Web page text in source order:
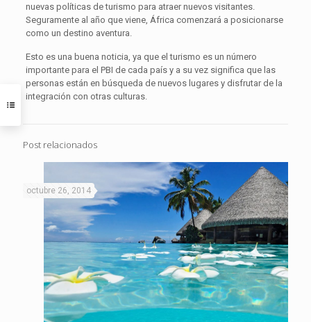
nuevas políticas de turismo para atraer nuevos visitantes.
Seguramente al año que viene, África comenzará a posicionarse
como un destino aventura.
Esto es una buena noticia, ya que el turismo es un número
importante para el PBI de cada país y a su vez significa que las
personas están en búsqueda de nuevos lugares y disfrutar de la
integración con otras culturas.
Post relacionados
octubre 26, 2014